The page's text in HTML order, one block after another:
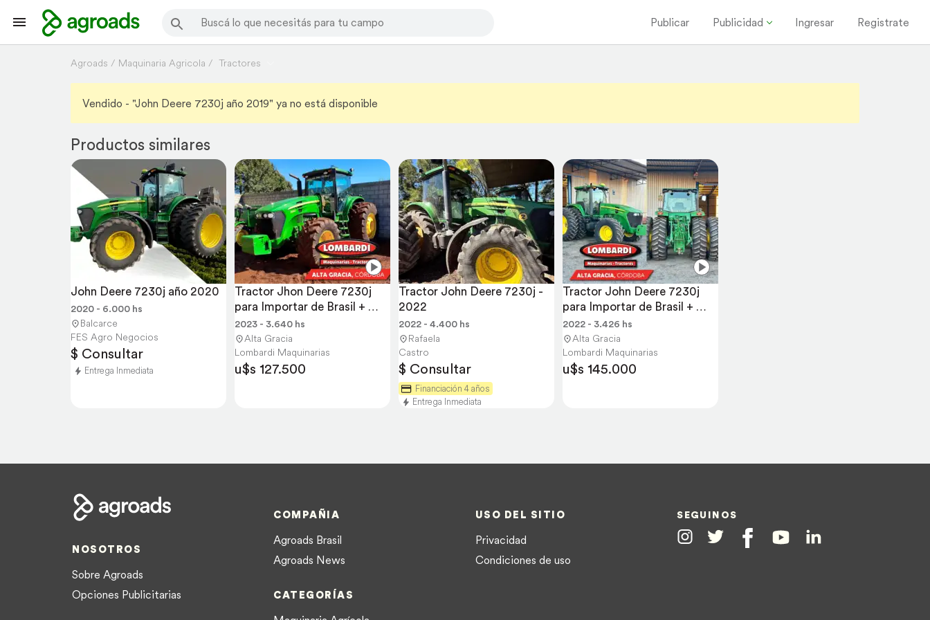
Publicar Publicidad Ingresar Registrate
Agroads Maquinaria Agricola Tractores
Vendido - "John Deere 7230j año 2019" ya no está disponible
Productos similares
John Deere 7230j año 2020
2020 - 6.000 hs
Balcarce
FES Agro Negocios
$ Consultar
Entrega Inmediata
Tractor Jhon Deere 7230j
para Importar de Brasil +
Impuestos
2023 - 3.640 hs
Alta Gracia
Lombardi Maquinarias
u$s 127.500
Tractor John Deere 7230j -
2022
2022 - 4.400 hs
Rafaela
Castro
$ Consultar
Financiación 4 años
Entrega Inmediata
Tractor John Deere 7230j
para Importar de Brasil +
Impuestos
2022 - 3.426 hs
Alta Gracia
Lombardi Maquinarias
u$s 145.000
NOSOTROS
Sobre Agroads
Opciones Publicitarias
COMPAÑIA
Agroads Brasil
Agroads News
CATEGORÍAS
USO DEL SITIO
Privacidad
Condiciones de uso
SEGUINOS
InstagramTwitterFacebookYoutubeLinkedin